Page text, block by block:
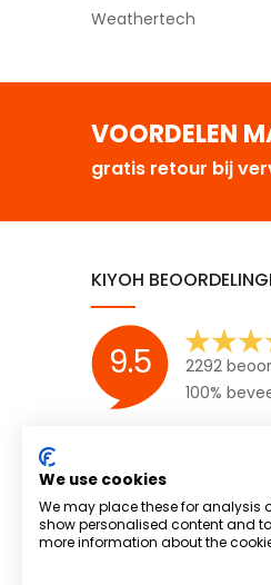
Weathertech
VOORDELEN
gratis retour bij
KIYOH
9.5
2292
100%
We use cookies
We may place these for analysis
show personalised content and
more information about the